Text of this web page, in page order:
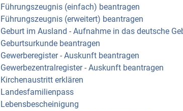
Führungszeugnis (einfach) beantragen
Führungszeugnis (erweitert) beantragen
Geburt im Ausland - Aufnahme in das deutsche
Geburtsurkunde beantragen
Gewerberegister - Auskunft beantragen
Gewerbezentralregister - Auskunft beantragen
Kirchenaustritt erklären
Landesfamilienpass
Lebensbescheinigung